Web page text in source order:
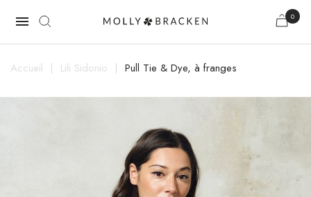
 0
Accueil Lili Sidonio Pull Tie & Dye, à franges